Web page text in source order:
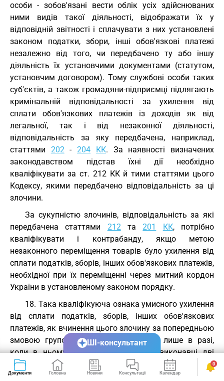
особи - зобов'язані вести облік усіх здійснюваних
ними видів такої діяльності, відображати їх у
відповідній звітності і сплачувати з них установлені
законом податки, збори, інші обов'язкові платежі
незалежно від того, чи передбачено ту або іншу
діяльність їх установчими документами (статутом,
установчим договором). Тому службові особи таких
суб'єктів, а також громадяни-підприємці підлягають
кримінальній відповідальності за ухилення від
сплати обов'язкових платежів із доходів як від
легальної, так і від незаконної діяльності,
відповідальність за яку передбачена, наприклад,
статтями 202-204 КК. За наявності визначених
законодавством підстав їхні дії необхідно
кваліфікувати за ст. 212 КК й тими статтями цього
Кодексу, якими передбачено відповідальність за ці
злочини.
За сукупністю злочинів, відповідальність за які
передбачена статтями 212та201 КК, потрібно
кваліфікувати і контрабанду, якщо метою
незаконного переміщення товарів було ухилення від
сплати податків, зборів, інших обов'язкових платежів,
необхідної при їх переміщенні через митний кордон
України в установленому законом порядку.
18. Така кваліфікуюча ознака умисного ухилення
від сплати податків, зборів, інших обов'язкових
платежів, як вчинення цього злочину за попередньою
змовою групою осіб, застосовується лише в разі,
коли в ньому брали участь як співвиконавці дві
особи чи більше, які попередньо, до вчинення діяння,
домовилися не сплачувати податки, збори, інші
Документи Головна Новини Консультації Календар Сервіси
0
ШІ-консультант